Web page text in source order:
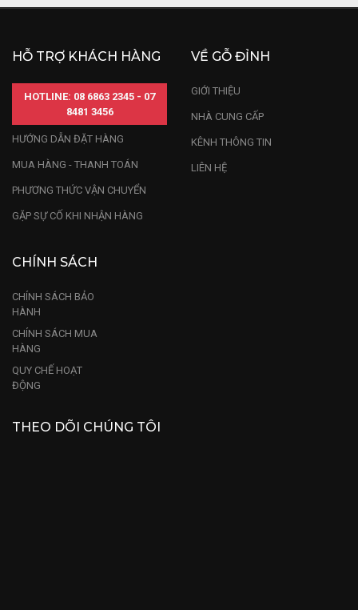
HỖ TRỢ KHÁCH HÀNG
HOTLINE: 08 6863 2345 - 07
8481 3456
HƯỚNG DẪN ĐẶT HÀNG
MUA HÀNG - THANH TOÁN
PHƯƠNG THỨC VẬN CHUYỂN
GẶP SỰ CỐ KHI NHẬN HÀNG
VỀ GỖ ĐỈNH
GIỚI THIỆU
NHÀ CUNG CẤP
KÊNH THÔNG TIN
LIÊN HỆ
CHÍNH SÁCH
CHÍNH SÁCH BẢO
HÀNH
CHÍNH SÁCH MUA
HÀNG
QUY CHẾ HOẠT
ĐỘNG
THEO DÕI CHÚNG TÔI